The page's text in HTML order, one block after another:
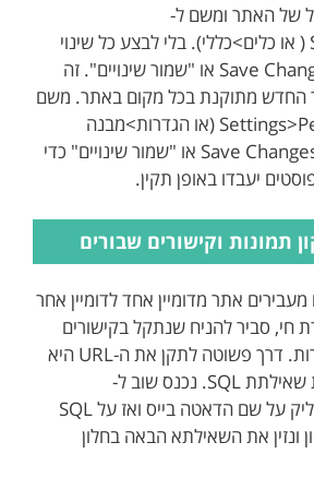
של האתר ומשם ל-
Settings>General ( או כלים>כללי). בלי לבצע כל שינוי
שהוא, נקליק על Save Changes או "שמור שינויים". זה
החדש מתוקנת בכל מקום באתר. משם
נמשיך ל-Settings>Permalinks (או הגדרות>מבנה
קשורים) ונקליק על Save Changes או "שמור שינויים" כדי
יעבדו באופן תקין.
תמונות וקישורים שבורים
אתר מדומיין אחד לדומיין אחר
חי, סביר להניח שנתקל בקישורים
שבורים ותמונות חסרות. דרך פשוטה לתקן את ה-URL היא
היא באמצעות הרצת שאילתת SQL. נכנס שוב ל-
phpMyAdmin, נקליק על שם הדאטה בייס ואז על SQL
ונזין את השאילתא הבאה בחלון